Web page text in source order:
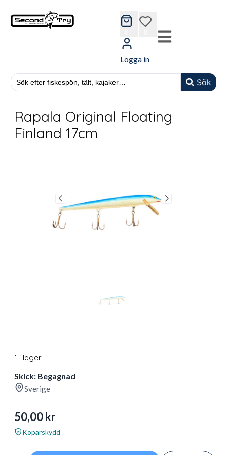
Sök
wishlist
Logga in
Rapala Original Floating
Finland 17cm
1 i lager
Skick: Begagnad
Sverige
50,00kr
Köparskydd